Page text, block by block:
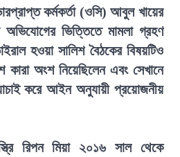
কর্মকর্তা (ওসি) আবুল খায়ের
ভিত্তিতে মামলা গ্রহণ
হওয়া সালিশ বৈঠকের বিষয়টিও
অংশ নিয়েছিলেন এবং সেখানে
করে আইন অনুযায়ী প্রয়োজনীয়
রিপন মিয়া ২০১৬ সাল থেকে